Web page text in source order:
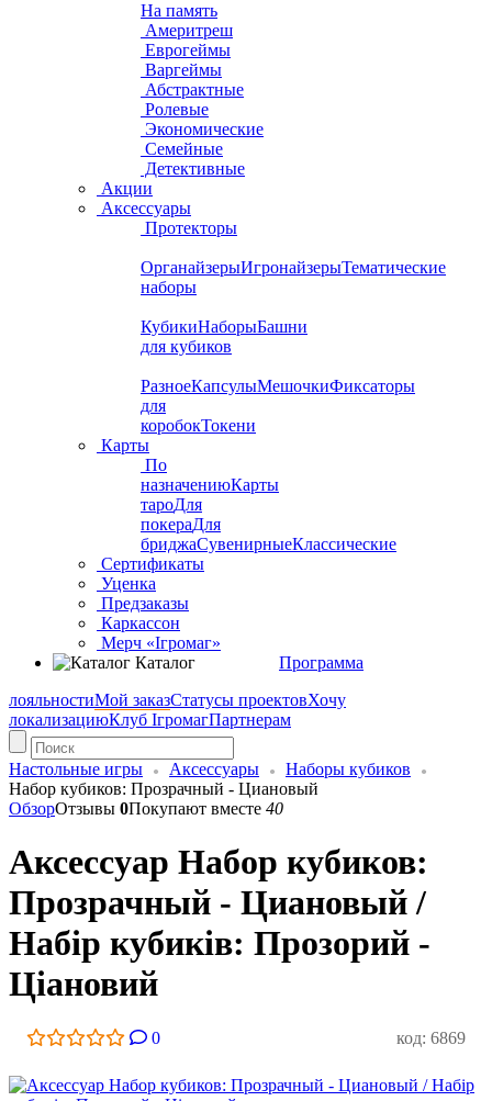
На память
Америтреш
Еврогеймы
Варгеймы
Абстрактные
Ролевые
Экономические
Семейные
Детективные
Акции
Аксессуары
Протекторы
ОрганайзерыИгронайзерыТематические
наборы
КубикиНаборыБашни
для кубиков
РазноеКапсулыМешочкиФиксаторы
для
коробокТокени
Карты
По
назначениюКарты
тароДля
покераДля
бриджаСувенирныеКлассические
Сертификаты
Уценка
Предзаказы
Каркассон
Мерч «Ігромаг»
Каталог
Программа
лояльностиМой заказСтатусы проектовХочу
локализациюКлуб ІгромагПартнерам
Настольные игры Аксессуары
Наборы кубиков
Набор кубиков: Прозрачный - Циановый
ОбзорОтзывы 0Покупают вместе 40
Аксессуар Набор кубиков:
Прозрачный - Циановый /
Набір кубиків: Прозорий -
Ціановий
0 код: 6869